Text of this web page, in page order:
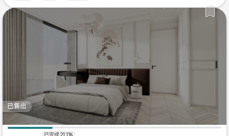
已售出